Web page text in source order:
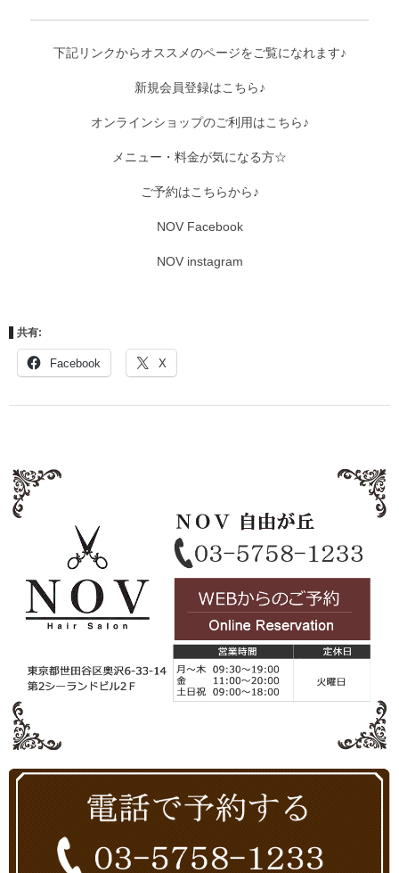
下記リンクからオススメのページをご覧になれます♪
新規会員登録はこちら♪
オンラインショップのご利用はこちら♪
メニュー・料金が気になる方☆
ご予約はこちらから♪
NOV Facebook
NOV instagram
共有:
Facebook X